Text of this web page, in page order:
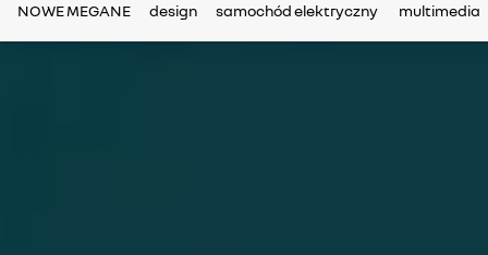
NOWE MEGANE design samochód elektryczny multimedia